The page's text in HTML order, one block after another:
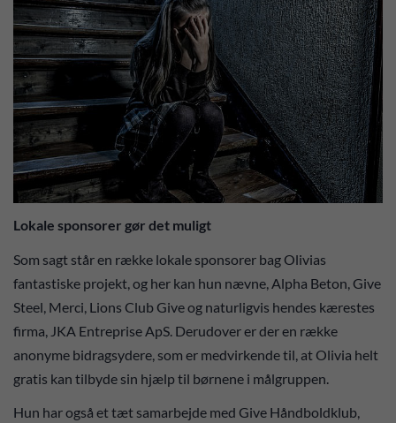
Lokale sponsorer gør det muligt
Som sagt står en række lokale sponsorer bag Olivias
fantastiske projekt, og her kan hun nævne, Alpha Beton, Give
Steel, Merci, Lions Club Give og naturligvis hendes kærestes
firma, JKA Entreprise ApS. Derudover er der en række
anonyme bidragsydere, som er medvirkende til, at Olivia helt
gratis kan tilbyde sin hjælp til børnene i målgruppen.
Hun har også et tæt samarbejde med Give Håndboldklub,